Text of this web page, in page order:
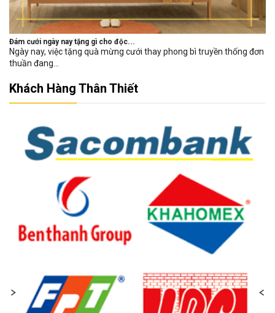
Đám cưới ngày nay tặng gì cho độc...
Ngày nay, việc tặng quà mừng cưới thay phong bì truyền thống đơn
thuần đang...
Khách Hàng Thân Thiết